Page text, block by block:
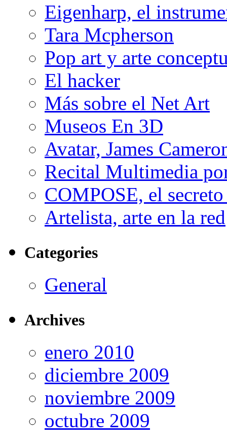
Eigenharp, el
Tara Mcpherson
Pop art y arte
El hacker
Más sobre el Net Art
Museos En 3D
Avatar, James
Recital Multimedia
COMPOSE, el
Artelista, arte en la red
Categories
General
Archives
enero 2010
diciembre 2009
noviembre 2009
octubre 2009